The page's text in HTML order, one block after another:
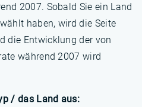
2007. Sobald Sie ein Land
haben, wird die Seite
die Entwicklung der von
während 2007 wird
/ das Land aus: